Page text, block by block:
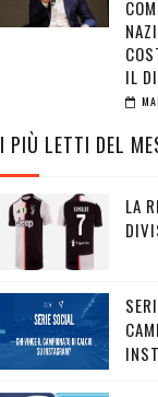
IL
I PIÙ LETTI DEL
LA